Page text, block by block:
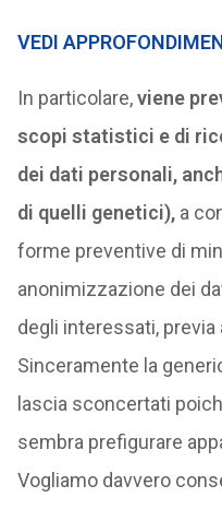
VEDI
In particolare,viene
scopi statistici e di
dei dati personali,
di quelli genetici), a
forme preventive di
anonimizzazione dei
degli interessati,
Sinceramente la
lascia sconcertati
sembra prefigurare
Vogliamo davvero